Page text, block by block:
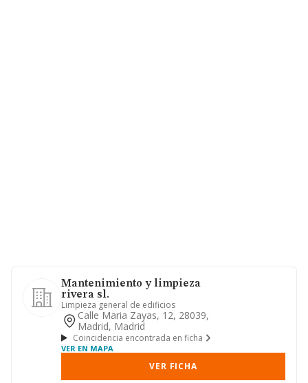
Mantenimiento y limpieza
rivera sl.
Limpieza general de edificios
Calle Maria Zayas, 12, 28039,
Madrid, Madrid
Coincidencia encontrada en ficha
VER EN MAPA
VER FICHA